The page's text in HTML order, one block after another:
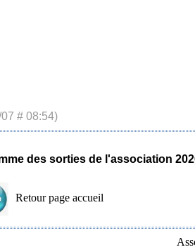
# 08:54)
des sorties de l'association
Retour page accueil